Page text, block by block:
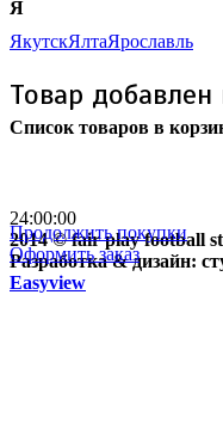
Я
ЯкутскЯлтаЯрославль
Товар добавлен
Список товаров в
Продолжить покупки
Оформить заказ
24:00:00
2014 © fair play football
Разработка & дизайн:
Easyview